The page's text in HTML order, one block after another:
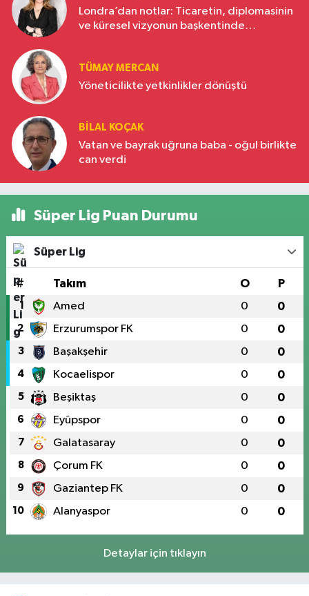
Londra’dan notlar: Ticaretin, diplomasinin
ve küresel vizyonun başkentinde
TÜMAY MERCAN
Yöneticilikte yetkinlikler dönüştü
BILAL KOÇAK
Vatan ve bayrak uğruna baba - oğul birlikte
can verdi
Süper Lig Puan Durumu
Süper Lig
# Takım O P
1 Amed 0 0
2 Erzurumspor FK 0 0
3 Başakşehir 0 0
4 Kocaelispor 0 0
5 Beşiktaş 0 0
6 Eyüpspor 0 0
7 Galatasaray 0 0
8 Çorum FK 0 0
9 Gaziantep FK 0 0
10 Alanyaspor 0 0
Detaylar için tıklayın